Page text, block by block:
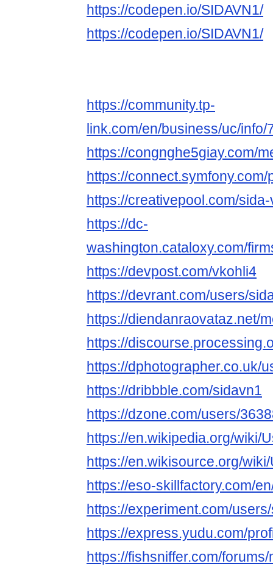
https://codepen.io/SIDAVN1/
https://codepen.io/SIDAVN1/
https://community.tp-
link.com/en/business/uc/info/
https://congnghe5giay.com/
https://
https://creativepool.com/
https://dc-
washington.cataloxy.com/
https://devpost.com/vkohli4
https://devrant.com/users/
https://diendanraovataz.net/
https://
https://dphotographer.co.uk/
https://dribbble.com/sidavn1
https://dzone.com/users/
https://en.wikipedia.org/wiki/
https://en.wikisource.org/
https://eso-skillfactory.com/
https://experiment.com/
https://express.yudu.com/
https://fishsniffer.com/